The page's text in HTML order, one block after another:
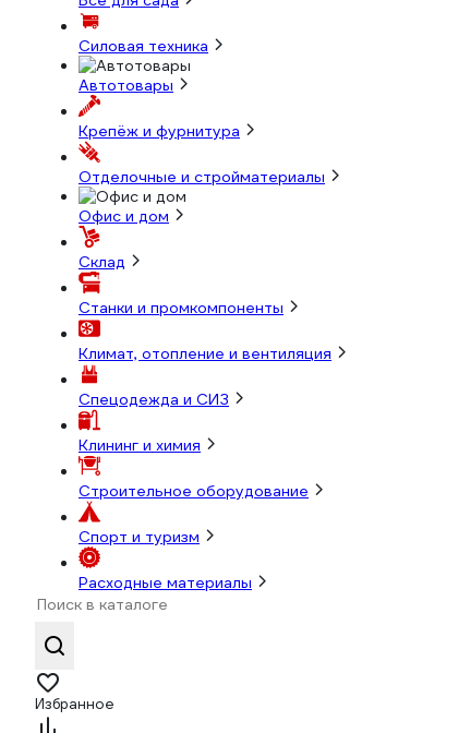
Силовая техника
Автотовары
Крепёж и фурнитура
Отделочные и стройматериалы
Офис и дом
Склад
Станки и промкомпоненты
Климат, отопление и вентиляция
Спецодежда и СИЗ
Клининг и химия
Строительное оборудование
Спорт и туризм
Расходные материалы
Избранное